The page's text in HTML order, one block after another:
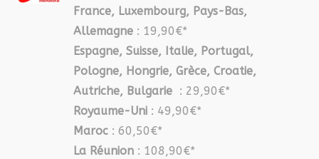
France, Luxembourg, Pays-Bas,
Allemagne : 19,90€*
Espagne, Suisse, Italie, Portugal,
Pologne, Hongrie, Grèce, Croatie,
Autriche, Bulgarie : 29,90€*
Royaume-Uni : 49,90€*
Maroc : 60,50€*
La Réunion : 108,90€*